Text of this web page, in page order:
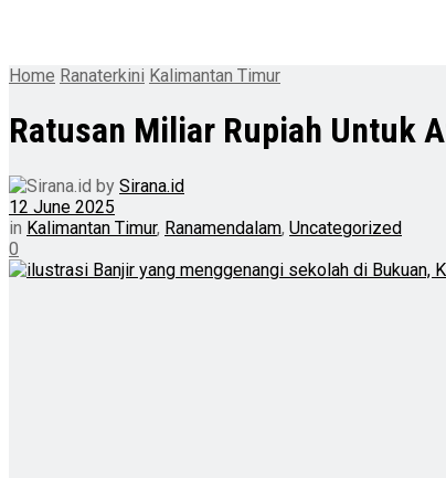
Home Ranaterkini Kalimantan Timur
Ratusan Miliar Rupiah Untuk
by Sirana.id
12 June 2025
in Kalimantan Timur, Ranamendalam, Uncategorized
0